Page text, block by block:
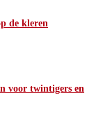
de kleren
voor twintigers en